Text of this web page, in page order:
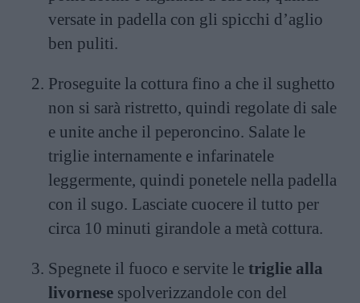
versate in padella con gli spicchi d’aglio
ben puliti.
Proseguite la cottura fino a che il sughetto
non si sarà ristretto, quindi regolate di sale
e unite anche il peperoncino. Salate le
triglie internamente e infarinatele
leggermente, quindi ponetele nella padella
con il sugo. Lasciate cuocere il tutto per
circa 10 minuti girandole a metà cottura.
Spegnete il fuoco e servite le triglie alla
livornese spolverizzandole con del